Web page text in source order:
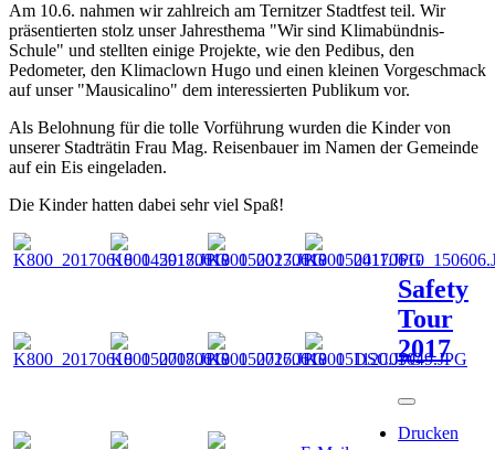
Am 10.6. nahmen wir zahlreich am Ternitzer Stadtfest teil. Wir
präsentierten stolz unser Jahresthema "Wir sind Klimabündnis-
Schule" und stellten einige Projekte, wie den Pedibus, den
Pedometer, den Klimaclown Hugo und einen kleinen Vorgeschmack
auf unser "Mausicalino" dem interessierten Publikum vor.
Als Belohnung für die tolle Vorführung wurden die Kinder von
unserer Stadträtin Frau Mag. Reisenbauer im Namen der Gemeinde
auf ein Eis eingeladen.
Die Kinder hatten dabei sehr viel Spaß!
Safety
Tour
2017
Drucken